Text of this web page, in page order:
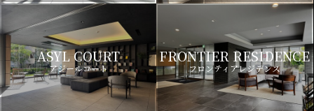
ASYL COURT
アジールコート
FRONTIER RESIDENCE
フロンティアレジデンス